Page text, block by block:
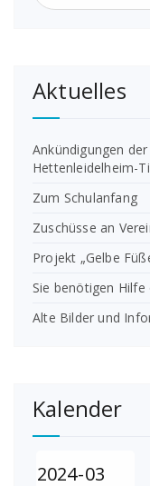
Aktuelles
Ankündigungen
Hettenleidelheim-
Zum Schulanfang
Zuschüsse an
Projekt „Gelbe
Sie benötigen
Alte Bilder und
Kalender